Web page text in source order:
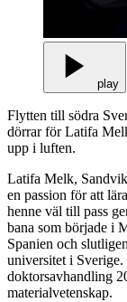
play
Flytten till södra
dörrar för Latifa
upp i luften.
Latifa Melk,
en passion för att
henne väl till pass
bana som började i
Spanien och
universitet i
doktorsavhandling
materialvetenskap.